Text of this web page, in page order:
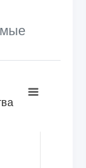
во в шт.. Range: 0